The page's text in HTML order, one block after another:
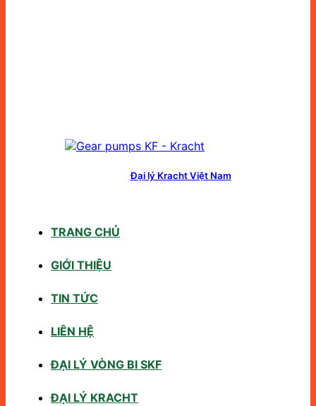
Đại lý Kracht Việt Nam
TRANG CHỦ
GIỚI THIỆU
TIN TỨC
LIÊN HỆ
ĐẠI LÝ VÒNG BI SKF
ĐẠI LÝ KRACHT